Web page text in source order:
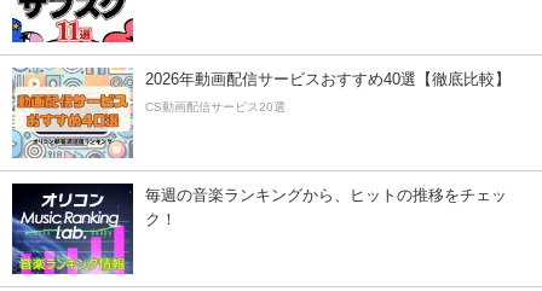
2026年動画配信サービスおすすめ40選【徹底比較】
CS動画配信サービス20選
毎週の音楽ランキングから、ヒットの推移をチェッ
ク！